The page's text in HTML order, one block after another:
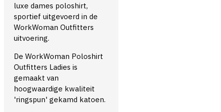
luxe dames poloshirt,
sportief uitgevoerd in de
WorkWoman Outfitters
uitvoering.
De WorkWoman Poloshirt
Outfitters Ladies is
gemaakt van
hoogwaardige kwaliteit
'ringspun' gekamd katoen.